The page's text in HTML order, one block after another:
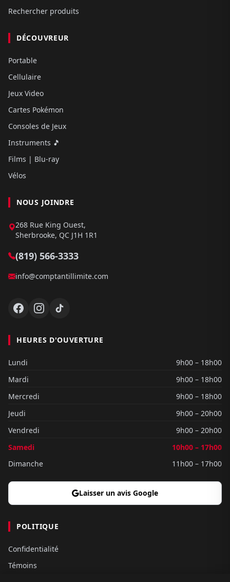
Rechercher produits
DÉCOUVREUR
Portable
Cellulaire
Jeux Video
Cartes Pokémon
Consoles de Jeux
Instruments 🎵
Films | Blu-ray
Vélos
NOUS JOINDRE
268 Rue King Ouest,
Sherbrooke, QC J1H 1R1
(819) 566-3333
info@comptantillimite.com
HEURES D'OUVERTURE
Lundi
9h00 – 18h00
Mardi
9h00 – 18h00
Mercredi
9h00 – 18h00
Jeudi
9h00 – 20h00
Vendredi
9h00 – 20h00
Samedi
10h00 – 17h00
Dimanche
11h00 – 17h00
Laisser un avis Google
POLITIQUE
Confidentialité
Témoins